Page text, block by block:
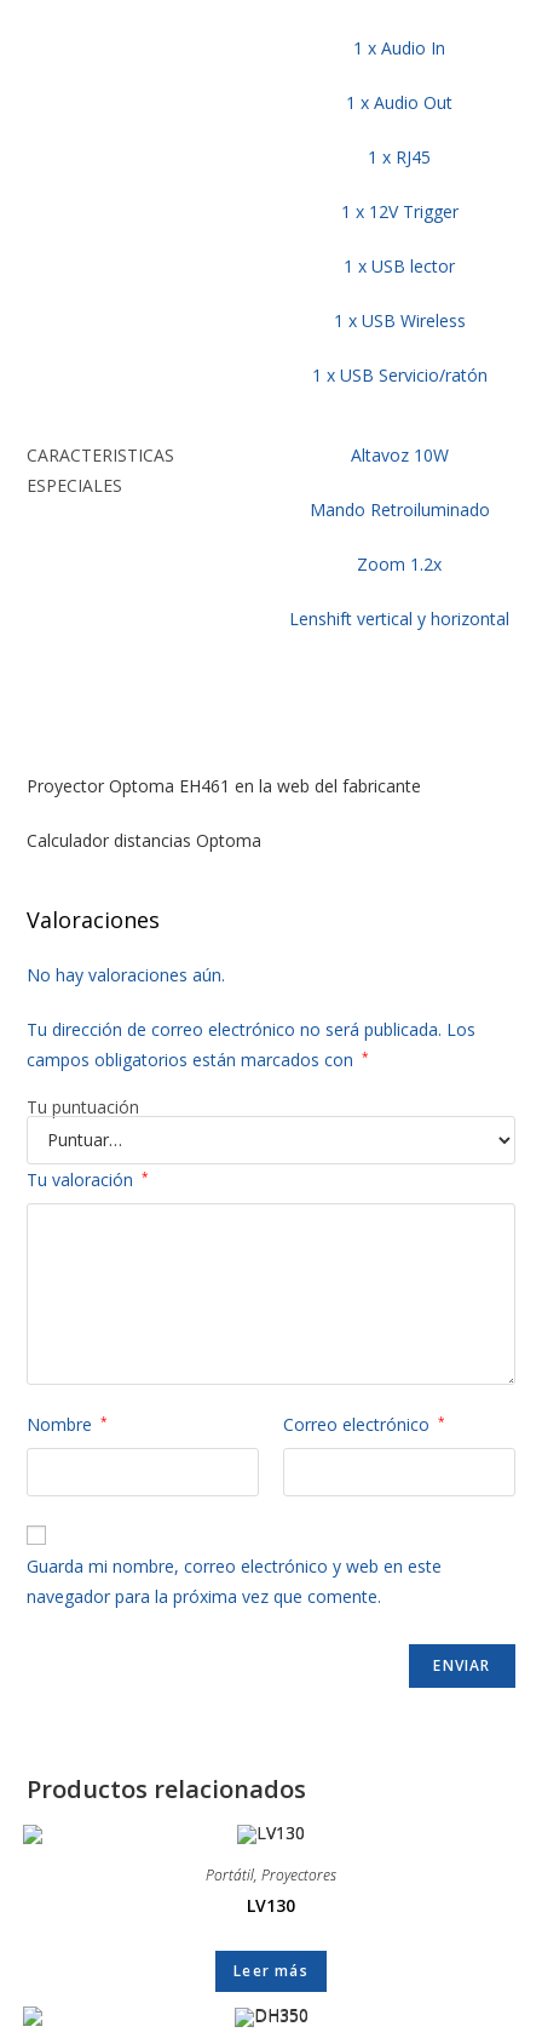
1 x Audio In
1 x Audio Out
1 x RJ45
1 x 12V Trigger
1 x USB lector
1 x USB Wireless
1 x USB Servicio/ratón
CARACTERISTICAS
ESPECIALES
Altavoz 10W
Mando Retroiluminado
Zoom 1.2x
Lenshift vertical y horizontal
Proyector Optoma EH461 en la web del fabricante
Calculador distancias Optoma
Valoraciones
No hay valoraciones aún.
Tu dirección de correo electrónico no será publicada. Los
campos obligatorios están marcados con
*
Tu puntuación
Tu valoración *
Nombre * Correo electrónico *
Guarda mi nombre, correo electrónico y web en este
navegador para la próxima vez que comente.
Productos relacionados
Portátil, Proyectores
LV130
Leer más